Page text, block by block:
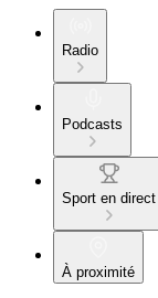
Radio
Podcasts
Sport en direct
À proximité